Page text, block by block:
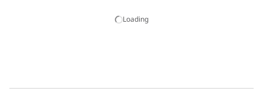
Loading